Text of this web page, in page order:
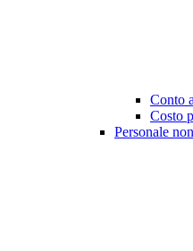
Conto
Costo
Personale